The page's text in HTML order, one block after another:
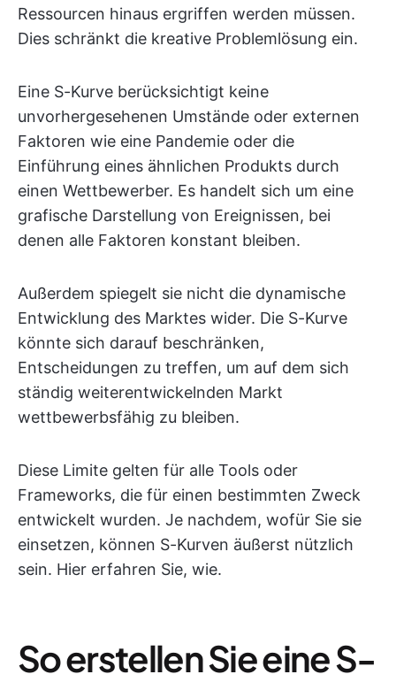
Ressourcen hinaus ergriffen werden müssen.
Dies schränkt die kreative Problemlösung ein.
Eine S-Kurve berücksichtigt keine
unvorhergesehenen Umstände oder externen
Faktoren wie eine Pandemie oder die
Einführung eines ähnlichen Produkts durch
einen Wettbewerber. Es handelt sich um eine
grafische Darstellung von Ereignissen, bei
denen alle Faktoren konstant bleiben.
Außerdem spiegelt sie nicht die dynamische
Entwicklung des Marktes wider. Die S-Kurve
könnte sich darauf beschränken,
Entscheidungen zu treffen, um auf dem sich
ständig weiterentwickelnden Markt
wettbewerbsfähig zu bleiben.
Diese Limite gelten für alle Tools oder
Frameworks, die für einen bestimmten Zweck
entwickelt wurden. Je nachdem, wofür Sie sie
einsetzen, können S-Kurven äußerst nützlich
sein. Hier erfahren Sie, wie.
So erstellen Sie eine S-